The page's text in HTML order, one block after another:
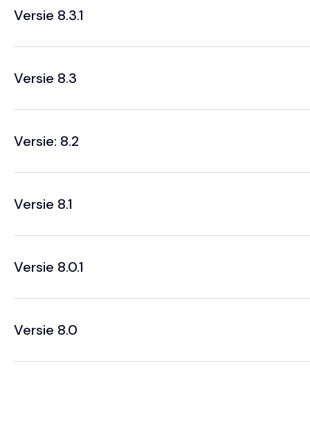
Versie 8.3.1
Versie 8.3
Versie: 8.2
Versie 8.1
Versie 8.0.1
Versie 8.0